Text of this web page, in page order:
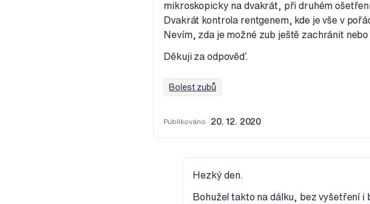
mikroskopicky na dvakrát, při druhém
Dvakrát kontrola rentgenem, kde je vše v
Nevím, zda je možné zub ještě zachránit
Děkuji za odpověď.
Bolest zubů
Publikováno 20. 12. 2020
Hezký den.
Bohužel takto na dálku, bez vyšetření i